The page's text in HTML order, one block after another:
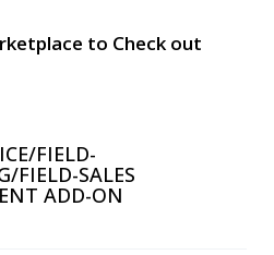
to Check out
FIELD-
FIELD-SALES
ADD-ON